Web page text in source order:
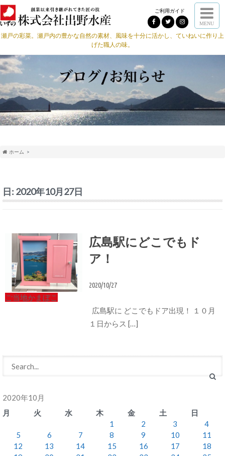
ご利用ガイド
MENU
瀬戸の彩菜。瀬戸内の豊かな自然の素材、風味を十分に活かし、ていねいに作り上
げた職人の味。
ホーム
日: 2020年10月27日
ご当地かまぼこ
広島駅にどこでもド
ア！
2020/10/27
広島駅に どこでもドア出現！ １０月
１日からス […]
2020年10月
月
火 水 木 金 土
日
1
2 3
4
5
6 7 8 9 10
11
12
13 14 15 16 17
18